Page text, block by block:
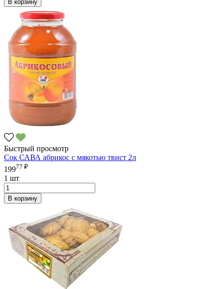
В корзину
Быстрый просмотр
Сок САВА абрикос с мякотью твист 2л
19977 ₽
1 шт
В корзину